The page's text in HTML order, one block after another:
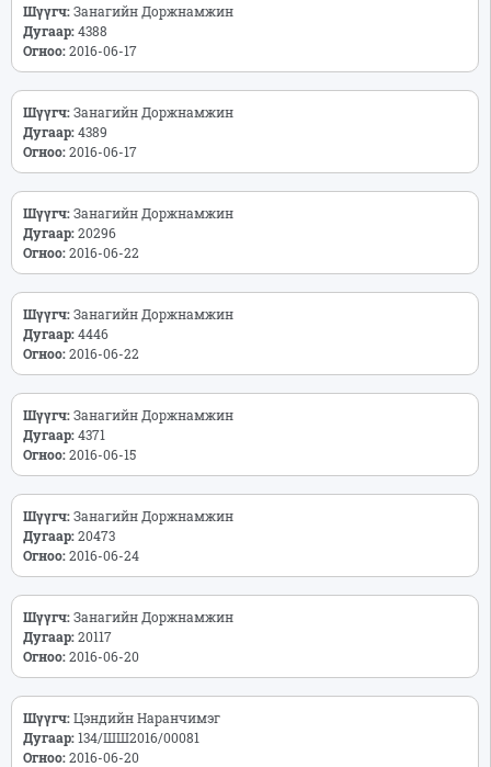
Шүүгч:Занагийн Доржнамжин
Дугаар:4388
Огноо:2016-06-17
Шүүгч:Занагийн Доржнамжин
Дугаар:4389
Огноо:2016-06-17
Шүүгч:Занагийн Доржнамжин
Дугаар:20296
Огноо:2016-06-22
Шүүгч:Занагийн Доржнамжин
Дугаар:4446
Огноо:2016-06-22
Шүүгч:Занагийн Доржнамжин
Дугаар:4371
Огноо:2016-06-15
Шүүгч:Занагийн Доржнамжин
Дугаар:20473
Огноо:2016-06-24
Шүүгч:Занагийн Доржнамжин
Дугаар:20117
Огноо:2016-06-20
Шүүгч:Цэндийн Наранчимэг
Дугаар:134/ШШ2016/00081
Огноо:2016-06-20